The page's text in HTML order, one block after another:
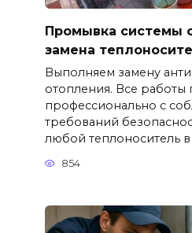
Промывка системы
замена
Выполняем замену
отопления. Все работы
профессионально с
требований
любой теплоноситель в
854